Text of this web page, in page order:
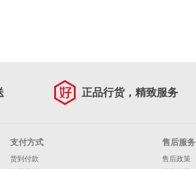
正品行货，精致服务
支付方式
货到付款
售后服务
售后政策